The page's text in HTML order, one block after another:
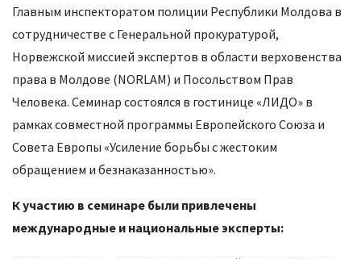
Главным инспекторатом полиции Республики Молдова в
сотрудничестве с Генеральной прокуратурой,
Норвежской миссией экспертов в области верховенства
права в Молдове (NORLAM) и Посольством Прав
Человека. Семинар состоялся в гостинице «ЛИДО» в
рамках совместной программы Европейского Союза и
Совета Европы «Усиление борьбы с жестоким
обращением и безнаказанностью».
К участию в семинаре были привлечены
международные и национальные эксперты: